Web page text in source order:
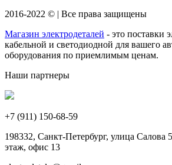
2016-2022 © | Все права защищены
Магазин электродеталей - это поставки
кабельной и светодиодной для вашего
оборудования по приемлимым ценам.
Наши партнеры
+7 (911) 150-68-59
198332, Санкт-Петербург, улица Салова
этаж, офис 13